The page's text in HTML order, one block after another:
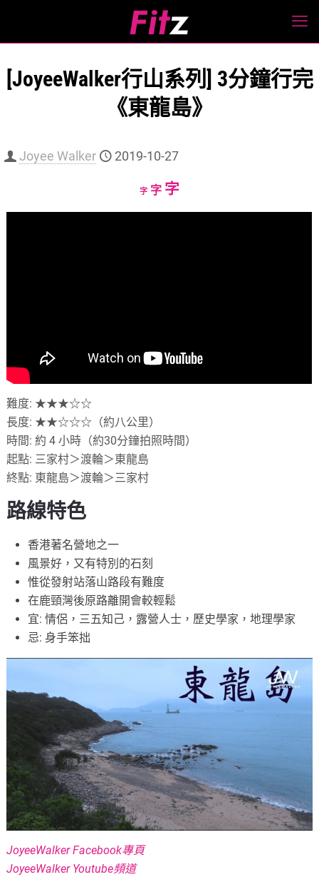
[JoyeeWalker行山系列] 3分鐘行完
《東龍島》
Joyee Walker 2019-10-27
字Decrease
字Reset
字Increase
難度: ★★★☆☆
長度: ★★☆☆☆（約八公里）
時間: 約 4 小時（約30分鐘拍照時間）
起點: 三家村＞渡輪＞東龍島
終點: 東龍島＞渡輪＞三家村
路線特色
香港著名營地之一
風景好，又有特別的石刻
惟從發射站落山路段有難度
在鹿頸灣後原路離開會較輕鬆
宜: 情侶，三五知己，露營人士，歷史學家，地理學家
忌: 身手笨拙
JoyeeWalker Facebook專頁
JoyeeWalker Youtube頻道